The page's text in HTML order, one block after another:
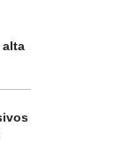
alta